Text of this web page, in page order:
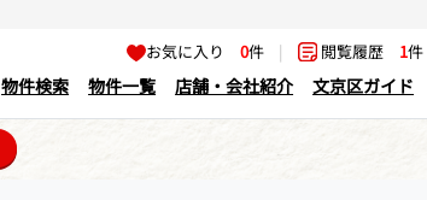
お気に入り0件 | 閲覧履歴 1件
物件検索 物件一覧 店舗・会社紹介 文京区ガイド